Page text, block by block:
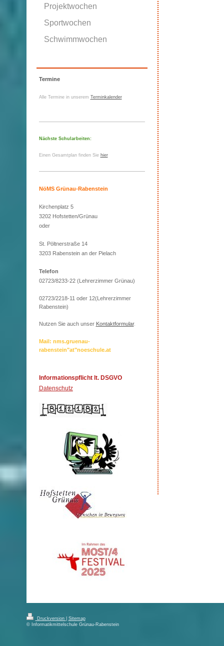
Projektwochen
Sportwochen
Schwimmwochen
Termine
Alle Termine in unserem Terminkalender
Nächste Schularbeiten:
Einen Gesamtplan finden Sie hier
NöMS Grünau-Rabenstein
Kirchenplatz 5
3202 Hofstetten/Grünau
oder
St. Pöltnerstraße 14
3203 Rabenstein an der Pielach
Telefon
02723/8233-22 (Lehrerzimmer Grünau)
02723/2218-11 oder 12(Lehrerzimmer
Rabenstein)
Nutzen Sie auch unser Kontaktformular.
Mail: nms.gruenau-
rabenstein"at"noeschule.at
Informationspflicht lt. DSGVO
Datenschutz
Druckversion
Sitemap
© Informatikmittelschule Grünau-Rabenstein